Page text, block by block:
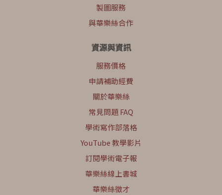
製圖服務
與華樂絲合作
資源與資訊
服務價格
申請補助經費
關於華樂絲
常見問題 FAQ
學術寫作部落格
YouTube 教學影片
訂閱學術電子報
華樂絲線上書城
華樂絲徵才